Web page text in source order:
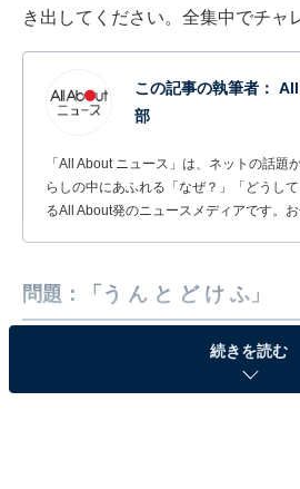
き出してください。全集中でチャ
この記事の執筆者： All
部
「All About ニュース」は、ネットの話題
らしの中にあふれる「なぜ？」「どうし
るAll About発のニュースメディアです。
問題：「う ん と ど け ふ」
続きを読む